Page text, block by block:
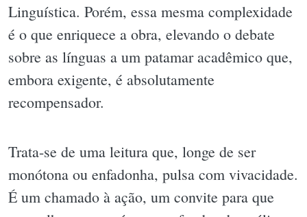
Linguística. Porém, essa mesma complexidade
é o que enriquece a obra, elevando o debate
sobre as línguas a um patamar acadêmico que,
embora exigente, é absolutamente
recompensador.
Trata-se de uma leitura que, longe de ser
monótona ou enfadonha, pulsa com vivacidade.
É um chamado à ação, um convite para que